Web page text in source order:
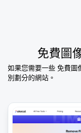
免費圖
如果您需要一些 免費圖
別劃分的網站。